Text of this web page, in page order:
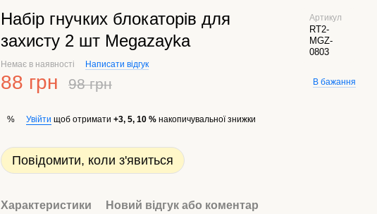
Набір гнучких блокаторів для
захисту 2 шт Megazayka
Артикул
RT2-
MGZ-
0803
Немає в наявності Написати відгук
88 грн 98 грн В бажання
% Увійти щоб отримати+3, 5, 10 % накопичувальної знижки
Повідомити, коли з'явиться
Характеристики Новий відгук або коментар